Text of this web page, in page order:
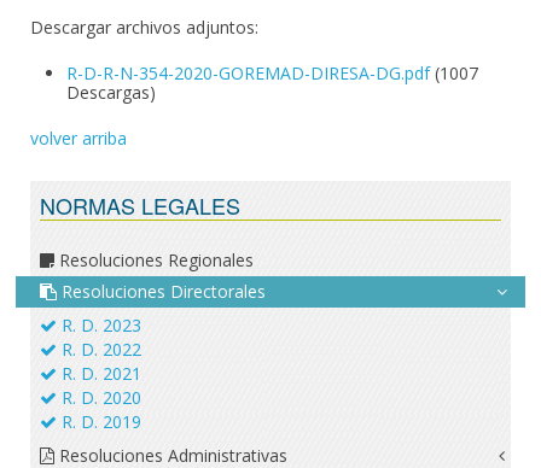
Descargar archivos adjuntos:
R-D-R-N-354-2020-GOREMAD-DIRESA-DG.pdf (1007
Descargas)
volver arriba
NORMAS LEGALES
Resoluciones Regionales
Resoluciones Directorales
R. D. 2023
R. D. 2022
R. D. 2021
R. D. 2020
R. D. 2019
Resoluciones Administrativas